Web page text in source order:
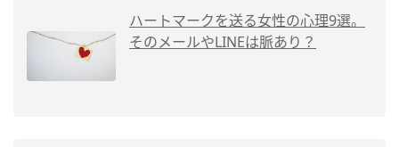
ハートマークを送る女性の心理9選。
そのメールやLINEは脈あり？